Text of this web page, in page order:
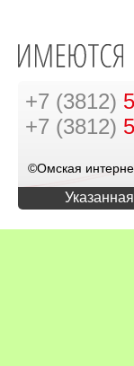
+7 (3812)
+7 (3812)
©Омская